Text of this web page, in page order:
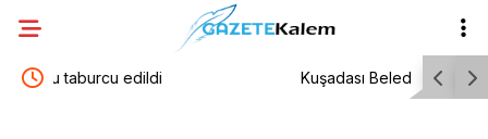
Kuşadası Belediyesi: “Masumiyet karinesinin